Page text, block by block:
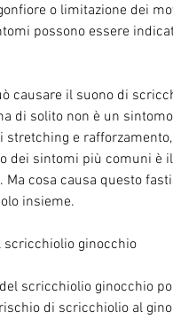
o limitazione dei
possono essere
causare il suono di
di solito non è un
stretching e
dei sintomi più comuni è
Ma cosa causa questo
insieme.
scricchiolio ginocchio
scricchiolio ginocchio
di scricchiolio al